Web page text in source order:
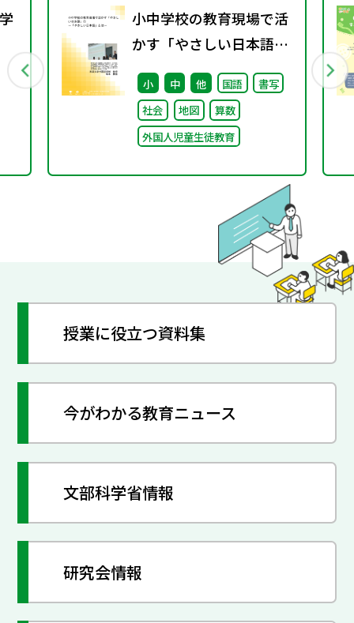
小中学校の教育現場で活
かす「やさしい日本語」
① ～「やさしい日本語」
とは～
小 中 他 国語
書写
社会
地図
算数
外国人児童生徒教育
授業に役立つ資料集
今がわかる教育ニュース
文部科学省情報
研究会情報